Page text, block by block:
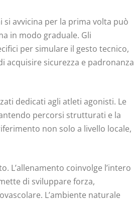
si avvicina per la prima volta può
in modo graduale. Gli
per simulare il gesto tecnico,
acquisire sicurezza e padronanza
dedicati agli atleti agonisti. Le
percorsi strutturati e la
non solo a livello locale,
L’allenamento coinvolge l’intero
di sviluppare forza,
L’ambiente naturale